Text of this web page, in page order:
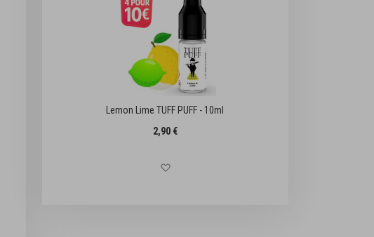
Lemon Lime TUFF PUFF - 10ml
2,90 €